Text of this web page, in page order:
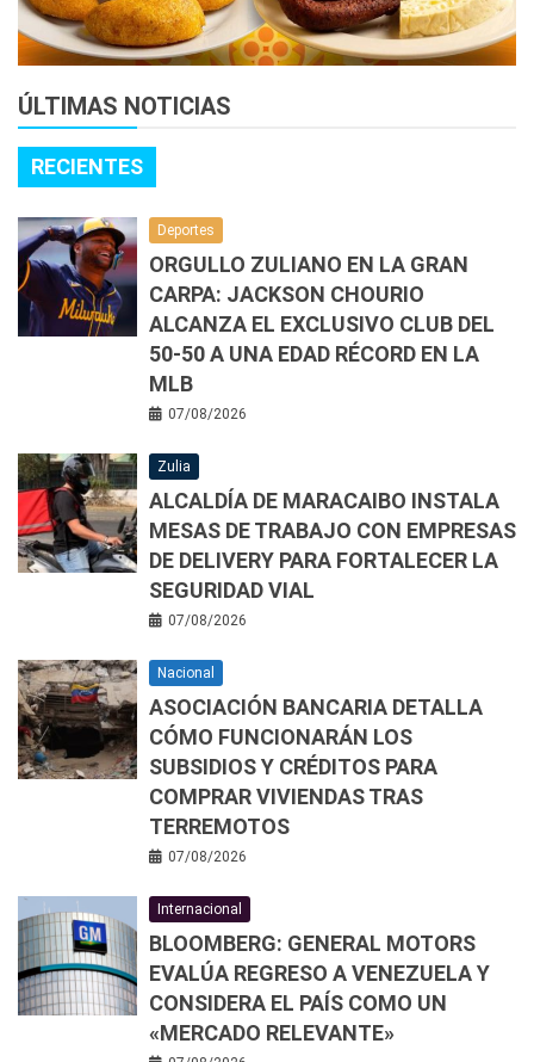
ÚLTIMAS NOTICIAS
RECIENTES
Deportes
ORGULLO ZULIANO EN LA GRAN
CARPA: JACKSON CHOURIO
ALCANZA EL EXCLUSIVO CLUB DEL
50-50 A UNA EDAD RÉCORD EN LA
MLB
07/08/2026
Zulia
ALCALDÍA DE MARACAIBO INSTALA
MESAS DE TRABAJO CON EMPRESAS
DE DELIVERY PARA FORTALECER LA
SEGURIDAD VIAL
07/08/2026
Nacional
ASOCIACIÓN BANCARIA DETALLA
CÓMO FUNCIONARÁN LOS
SUBSIDIOS Y CRÉDITOS PARA
COMPRAR VIVIENDAS TRAS
TERREMOTOS
07/08/2026
Internacional
BLOOMBERG: GENERAL MOTORS
EVALÚA REGRESO A VENEZUELA Y
CONSIDERA EL PAÍS COMO UN
«MERCADO RELEVANTE»